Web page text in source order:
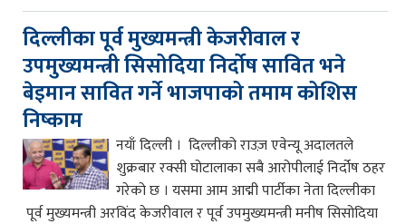
दिल्लीका पूर्व मुख्यमन्त्री केजरीवाल र
उपमुख्यमन्त्री सिसोदिया निर्दोष सावित भने
बेइमान सावित गर्ने भाजपाको तमाम कोशिस
निष्काम
नयाँ दिल्ली । दिल्लीको राउज़ एवेन्यू अदालतले
शुक्रबार रक्सी घोटालाका सबै आरोपीलाई निर्दोष ठहर
गरेको छ । यसमा आम आद्मी पार्टीका नेता दिल्लीका
पूर्व मुख्यमन्त्री अरविंद केजरीवाल र पूर्व उपमुख्यमन्त्री मनीष सिसोदिया